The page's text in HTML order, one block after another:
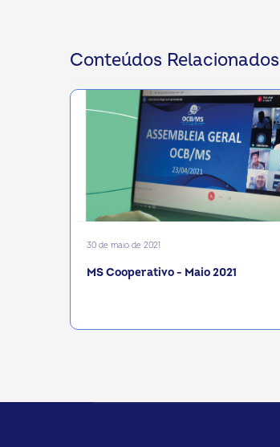
Conteúdos Relacionados
30 de maio de 2021
MS Cooperativo - Maio 2021